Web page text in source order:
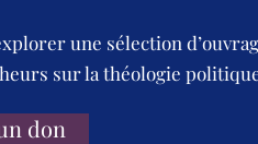
une sélection
sur la théologie
don